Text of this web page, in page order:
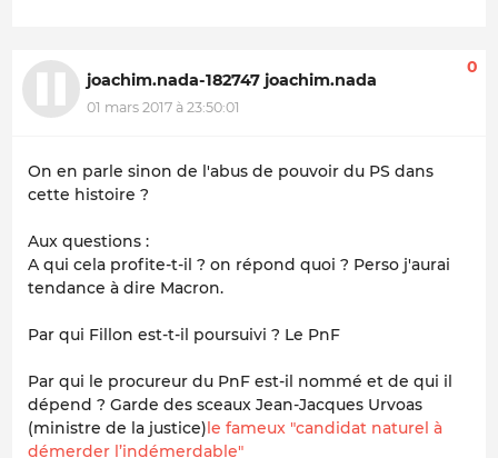
joachim.nada-182747 joachim.nada
01 mars 2017 à 23:50:01
0
On en parle sinon de l'abus de pouvoir du PS dans
cette histoire ?
Aux questions :
A qui cela profite-t-il ? on répond quoi ? Perso j'aurai
tendance à dire Macron.
Par qui Fillon est-t-il poursuivi ? Le PnF
Par qui le procureur du PnF est-il nommé et de qui il
dépend ? Garde des sceaux Jean-Jacques Urvoas
(ministre de la justice)le fameux "candidat naturel à
démerder l’indémerdable"